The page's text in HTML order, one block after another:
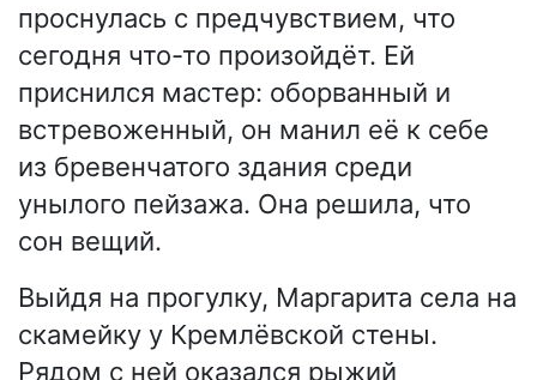
проснулась с предчувствием, что
сегодня что-то произойдёт. Ей
приснился мастер: оборванный и
встревоженный, он манил её к себе
из бревенчатого здания среди
унылого пейзажа. Она решила, что
сон вещий.
Выйдя на прогулку, Маргарита села на
скамейку у Кремлёвской стены.
Рядом с ней оказался рыжий